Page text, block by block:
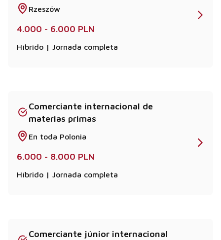
Rzeszów
4.000 - 6.000 PLN
Híbrido | Jornada completa
Comerciante internacional de
materias primas
En toda Polonia
6.000 - 8.000 PLN
Híbrido | Jornada completa
Comerciante júnior internacional